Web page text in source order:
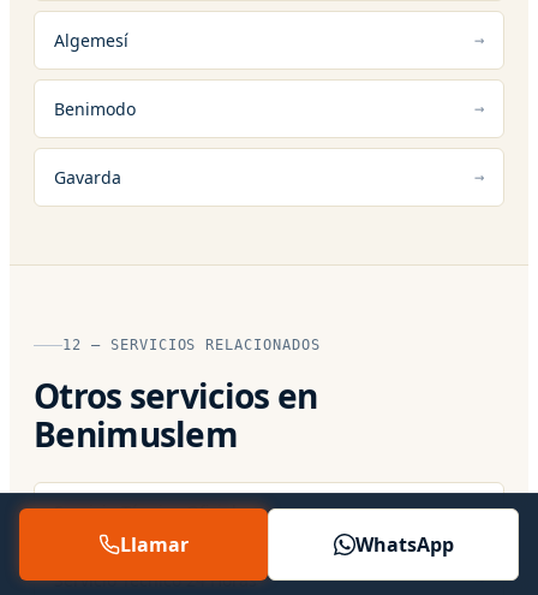
Algemesí
Benimodo
Gavarda
12 — SERVICIOS RELACIONADOS
Otros servicios en
Benimuslem
Servicio Técnico Oficial
Servicio Técnico 24 Horas
Llamar WhatsApp